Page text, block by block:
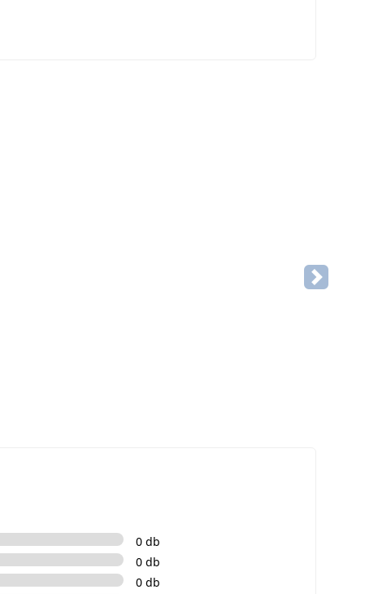
0 db
0 db
0 db